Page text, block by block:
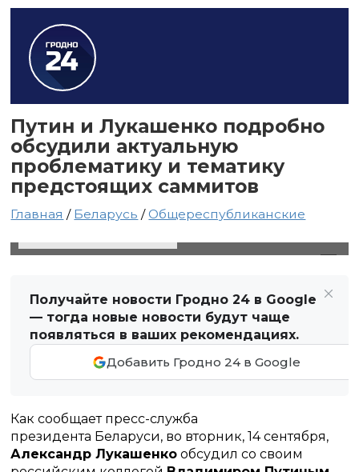
Путин и Лукашенко подробно
обсудили актуальную
проблематику и тематику
предстоящих саммитов
Главная / Беларусь /Общереспубликанские
Получайте новости Гродно 24 в Google
— тогда новые новости будут чаще
появляться в ваших рекомендациях.
Добавить Гродно 24 в Google
Как сообщает пресс-служба
президента Беларуси, во вторник, 14 сентября,
Александр Лукашенко обсудил со своим